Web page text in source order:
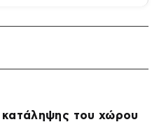
του χώρου